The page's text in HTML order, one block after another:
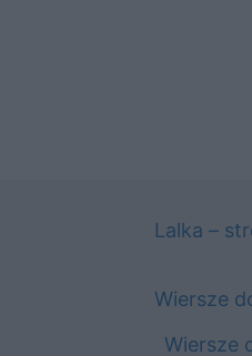
Lalka –
Wiersze
Wiersze